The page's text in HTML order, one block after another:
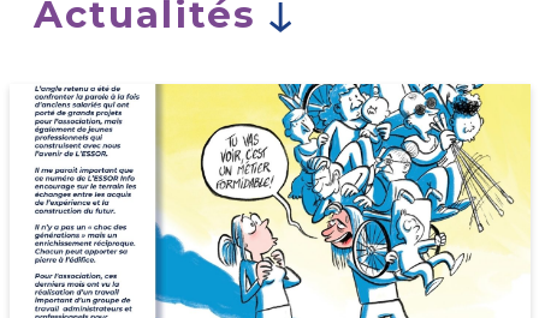
Actualités